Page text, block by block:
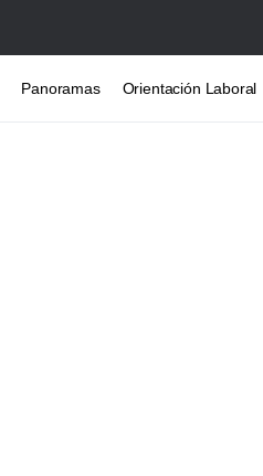
Panoramas Orientación Laboral